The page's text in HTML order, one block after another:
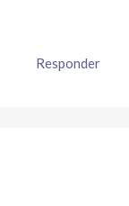
Responder